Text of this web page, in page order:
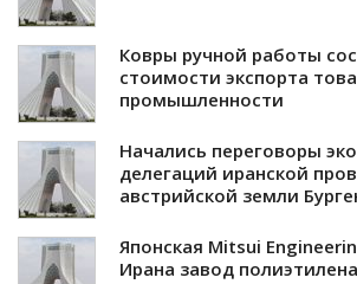
Ковры ручной работы
стоимости экспорта
промышленности
Начались переговоры
делегаций иранской
австрийской земли
Японская Mitsui
Ирана завод полиэтилена